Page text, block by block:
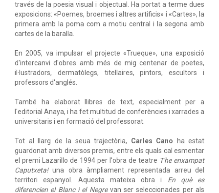
través de la poesia visual i objectual. Ha portat a terme dues
exposicions: «Poemes, broemes i altres artificis» i «Cartes», la
primera amb la poma com a motiu central i la segona amb
cartes de la baralla.
En 2005, va impulsar el projecte «Trueque», una exposició
d'intercanvi d'obres amb més de mig centenar de poetes,
il·lustradors, dermatòlegs, titellaires, pintors, escultors i
professors d'anglés.
També ha elaborat llibres de text, especialment per a
l'editorial Anaya, i ha fet multitud de conferències i xarrades a
universitaris i en formació del professorat.
Tot al llarg de la seua trajectòria, Carles Cano ha estat
guardonat amb diversos premis, entre els quals cal esmentar
el premi Lazarillo de 1994 per l'obra de teatre T'he enxampat
Caputxeta!una obra àmpliament representada arreu del
territori espanyol. Aquesta mateixa obra i En què es
diferencien el Blanc i el Negrevan ser seleccionades per als